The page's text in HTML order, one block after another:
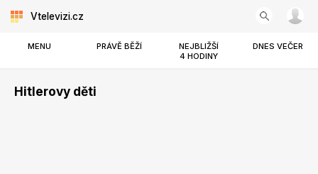
Vtelevizi.cz
MENU PRÁVĚ BĚŽÍ
NEJBLIŽŠÍ
4 HODINY
DNES VEČER
Hitlerovy děti